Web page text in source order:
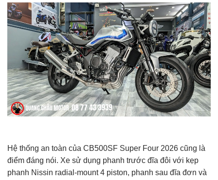
Hệ thống an toàn của CB500SF Super Four 2026 cũng là
điểm đáng nói. Xe sử dụng phanh trước đĩa đôi với kẹp
phanh Nissin radial-mount 4 piston, phanh sau đĩa đơn và